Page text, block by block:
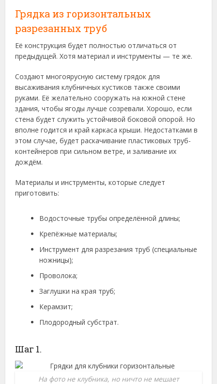
Грядка из горизонтальных
разрезанных труб
Её конструкция будет полностью отличаться от
предыдущей. Хотя материал и инструменты — те же.
Создают многоярусную систему грядок для
высаживания клубничных кустиков также своими
руками. Её желательно сооружать на южной стене
здания, чтобы ягоды лучше созревали. Хорошо, если
стена будет служить устойчивой боковой опорой. Но
вполне годится и край каркаса крыши. Недостатками в
этом случае, будет раскачивание пластиковых труб-
контейнеров при сильном ветре, и заливание их
дождём.
Материалы и инструменты, которые следует
приготовить:
Водосточные трубы определённой длины;
Крепёжные материалы;
Инструмент для разрезания труб (специальные
ножницы);
Проволока;
Заглушки на края труб;
Керамзит;
Плодородный субстрат.
Шаг 1.
На фото не клубника, но ничто не мешает